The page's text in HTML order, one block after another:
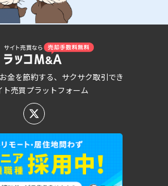
金を節約する、サクサク取引でき
ト売買プラットフォーム